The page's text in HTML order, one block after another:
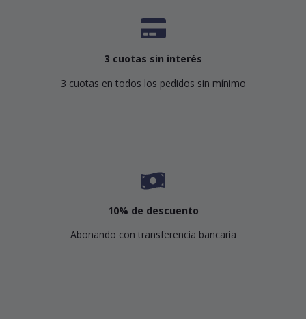
3 cuotas sin interés
3 cuotas en todos los pedidos sin mínimo
10% de descuento
Abonando con transferencia bancaria